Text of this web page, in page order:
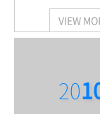
VIEW
20